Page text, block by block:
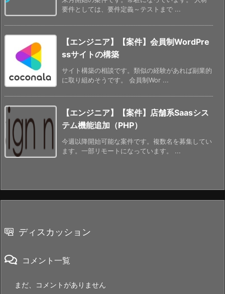
要件としては、要件定義～テストまで ...
【エンジニア】【案件】会員制WordPre
ssサイトの構築
サイト構築の相談です。類似の経験があれば副業的
に取り組めそうです。 会員制Wor ...
【エンジニア】【案件】店舗系Saasシス
テム機能追加（PHP）
今週以降開始可能な案件です。複数名を募集してい
ます。一部リモートになっています。 ...
ディスカッション
コメント一覧
まだ、コメントがありません